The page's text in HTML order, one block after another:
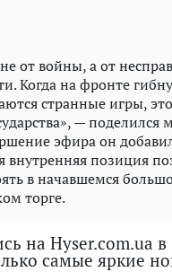
от войны, а от
Когда на фронте
странные игры,
— поделился
эфира он
внутренняя позиция
в начавшемся
торге.
на Hyser.com.ua в
самые яркие